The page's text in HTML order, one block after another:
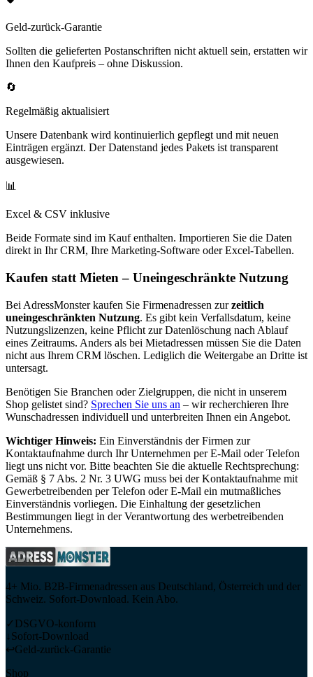
Geld-zurück-Garantie
Sollten die gelieferten Postanschriften nicht aktuell sein, erstatten wir
Ihnen den Kaufpreis – ohne Diskussion.
🔄
Regelmäßig aktualisiert
Unsere Datenbank wird kontinuierlich gepflegt und mit neuen
Einträgen ergänzt. Der Datenstand jedes Pakets ist transparent
ausgewiesen.
📊
Excel & CSV inklusive
Beide Formate sind im Kauf enthalten. Importieren Sie die Daten
direkt in Ihr CRM, Ihre Marketing-Software oder Excel-Tabellen.
Kaufen statt Mieten – Uneingeschränkte Nutzung
Bei AdressMonster kaufen Sie Firmenadressen zur zeitlich
uneingeschränkten Nutzung. Es gibt kein Verfallsdatum, keine
Nutzungslizenzen, keine Pflicht zur Datenlöschung nach Ablauf
eines Zeitraums. Anders als bei Mietadressen müssen Sie die Daten
nicht aus Ihrem CRM löschen. Lediglich die Weitergabe an Dritte ist
untersagt.
Benötigen Sie Branchen oder Zielgruppen, die nicht in unserem
Shop gelistet sind? Sprechen Sie uns an – wir recherchieren Ihre
Wunschadressen individuell und unterbreiten Ihnen ein Angebot.
Wichtiger Hinweis: Ein Einverständnis der Firmen zur
Kontaktaufnahme durch Ihr Unternehmen per E-Mail oder Telefon
liegt uns nicht vor. Bitte beachten Sie die aktuelle Rechtsprechung:
Gemäß § 7 Abs. 2 Nr. 3 UWG muss bei der Kontaktaufnahme mit
Gewerbetreibenden per Telefon oder E-Mail ein mutmaßliches
Einverständnis vorliegen. Die Einhaltung der gesetzlichen
Bestimmungen liegt in der Verantwortung des werbetreibenden
Unternehmens.
4+ Mio. B2B-Firmenadressen aus Deutschland, Österreich und der
Schweiz. Sofort-Download. Kein Abo.
✓ DSGVO-konform
↓Sofort-Download
↩Geld-zurück-Garantie
Shop